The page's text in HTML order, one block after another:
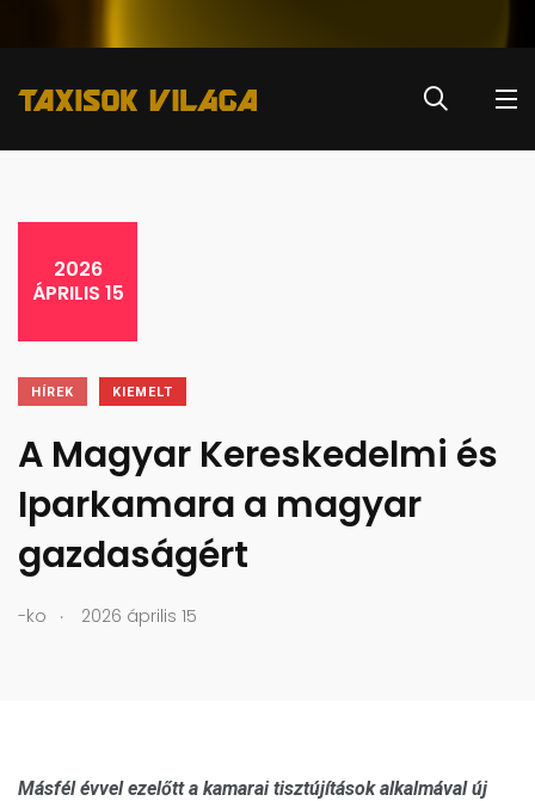
2026
ÁPRILIS 15
HÍREK KIEMELT
A Magyar Kereskedelmi és
Iparkamara a magyar
gazdaságért
-ko . 2026 április 15
Másfél évvel ezelőtt a kamarai tisztújítások alkalmával új